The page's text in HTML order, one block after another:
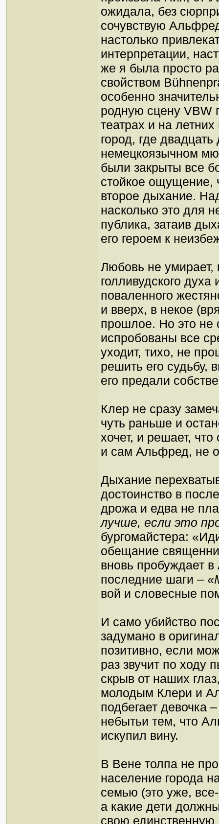
ожидала, без
сочувствую
настолько
интерпретации,
же я была просто
свойством
особенно
родную сцену VBW
театрах и на
город, где
немецкоязычном
были закрыты все
стойкое ощущение,
второе дыхание.
насколько это для
публика, затаив
его героем к
Любовь не
голливудского
поваленного
и вверх, в некое
прошлое. Но это не
испробованы все
уходит, тихо, не
решить его судьбу,
его предали
Клер не сразу
чуть раньше и
хочет, и решает,
и сам Альфред, не
Дыхание
достоинство в
дрожа и едва не
лучше, если это
бургомайстера:
обещание
вновь пробуждает
последние шаги – «
вой и словесные
И само убийство
задумано в
позитивно, если
раз звучит по ходу
скрыв от наших
молодым Клери и
подбегает девочка
небытьи тем, что
искупил вину.
В Вене толпа не
население города
семью (это уже,
а какие дети
свою